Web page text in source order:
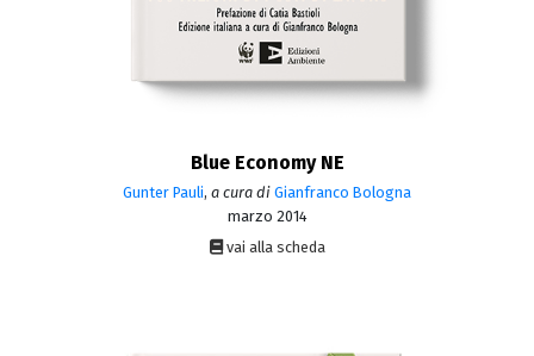
Blue Economy NE
Gunter Pauli, a cura di Gianfranco Bologna
marzo 2014
vai alla scheda